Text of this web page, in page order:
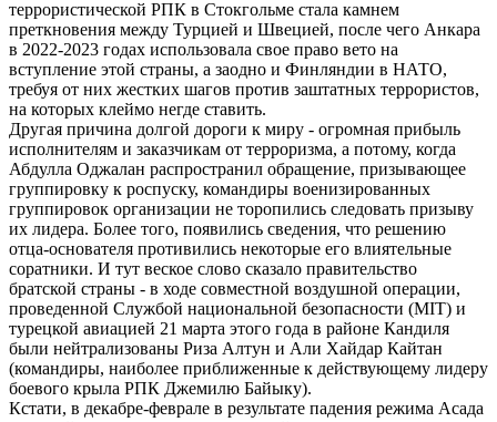
террористической РПК в Стокгольме стала камнем
преткновения между Турцией и Швецией, после чего Анкара
в 2022-2023 годах использовала свое право вето на
вступление этой страны, а заодно и Финляндии в НАТО,
требуя от них жестких шагов против заштатных террористов,
на которых клеймо негде ставить.
Другая причина долгой дороги к миру - огромная прибыль
исполнителям и заказчикам от терроризма, а потому, когда
Абдулла Оджалан распространил обращение, призывающее
группировку к роспуску, командиры военизированных
группировок организации не торопились следовать призыву
их лидера. Более того, появились сведения, что решению
отца-основателя противились некоторые его влиятельные
соратники. И тут веское слово сказало правительство
братской страны - в ходе совместной воздушной операции,
проведенной Службой национальной безопасности (MIT) и
турецкой авиацией 21 марта этого года в районе Кандиля
были нейтрализованы Риза Алтун и Али Хайдар Кайтан
(командиры, наиболее приближенные к действующему лидеру
боевого крыла РПК Джемилю Байыку).
Кстати, в декабре-феврале в результате падения режима Асада